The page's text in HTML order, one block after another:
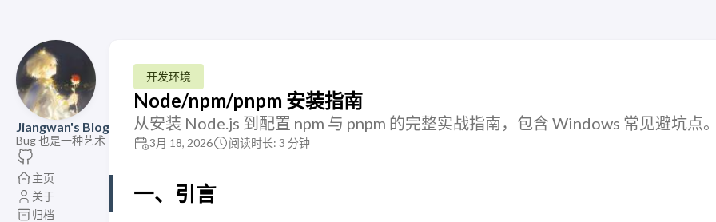
Jiangwan's Blog
Bug 也是一种艺术
主页
关于
归档
开发环境
Node/npm/pnpm 安装指南
从安装 Node.js 到配置 npm 与 pnpm 的完整实战指南，包含 Windows 常见避坑点
3月 18, 2026 阅读时长: 3 分钟
一、引言